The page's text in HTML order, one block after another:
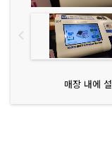
매장 내에